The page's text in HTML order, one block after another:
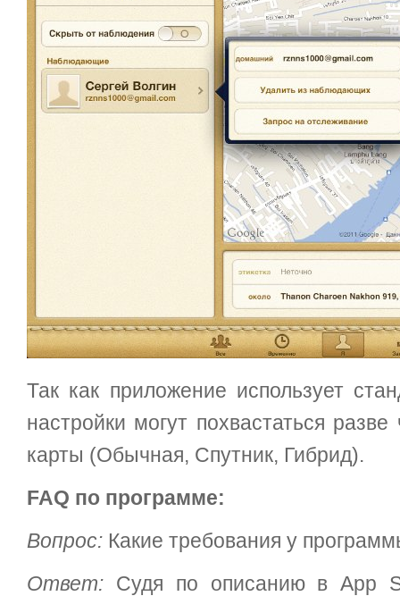
Так как приложение использует
настройки могут похвастаться
карты (Обычная, Спутник, Гибрид).
FAQ по программе:
Вопрос: Какие требования у
Ответ: Судя по описанию в App